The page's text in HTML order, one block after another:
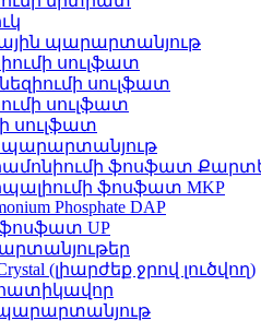
պարարտանյութ
սուլֆատ
սուլֆատ
սուլֆատ
սուլֆատ
ֆոսֆատ
ֆոսֆատ MKP
Phosphate DAP
UP
(լիարժեք ջրով լուծվող)
հատիկավոր